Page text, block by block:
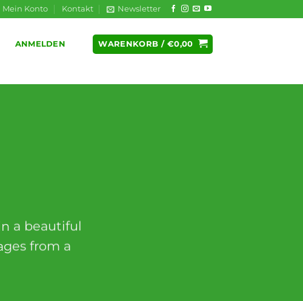
Mein Konto Kontakt Newsletter
ANMELDEN WARENKORB / €0,00
a beautiful
from a